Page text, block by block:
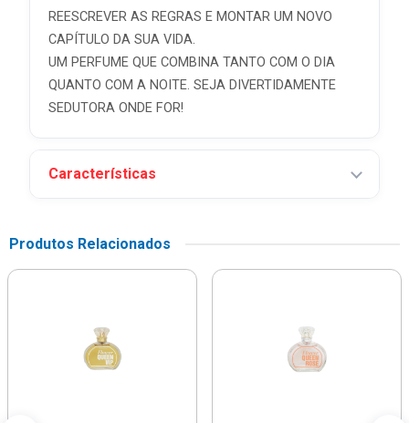
REESCREVER AS REGRAS E MONTAR UM NOVO
CAPÍTULO DA SUA VIDA.
UM PERFUME QUE COMBINA TANTO COM O DIA
QUANTO COM A NOITE. SEJA DIVERTIDAMENTE
SEDUTORA ONDE FOR!
Características
Produtos Relacionados